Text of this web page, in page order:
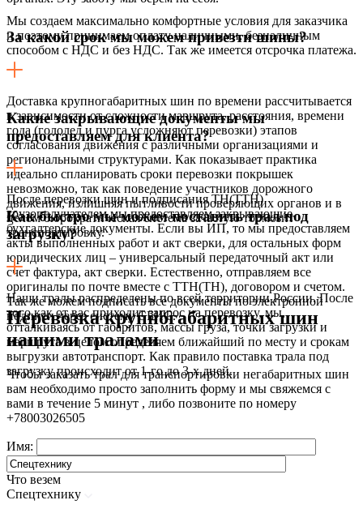
Мы создаем максимально комфортные условия для заказчика
и поэтому принимаем оплату наличными, безналичным
способом с НДС и без НДС. Так же имеется отсрочка платежа.
За какой срок мы можем привезти шины?
Доставка крупногабаритных шин по времени рассчитывается
в зависимости от сложности маршрута, расстояния, времени
года (гололед и пурга усложняют перевозки) этапов
согласования движения с различными организациями и
региональными структурами. Как показывает практика
идеально спланировать сроки перевозки покрышек
невозможно, так как поведение участников дорожного
движения, излишняя пытливости проверяющих органов и в
целом бюрократическая система зачастую тормозит
транспортировку.
Какие закрывающие документы мы
предоставляем для клиента?
После перевозки шин и подписания ТН(ТТН)
грузополучателем мы предоставляем закрывающие
бухгалтерские документы. Если вы ИП, то мы предоставляем
акты выполненных работ и акт сверки, для остальных форм
юридических лиц – универсальный передаточный акт или
счет фактура, акт сверки. Естественно, отправляем все
оригиналы по почте вместе с ТТН(ТН), договором и счетом.
Так же можем подписать все документы по электронной
подписи через систему СБИС.
Как быстро мы можем поставить трал под
загрузку?
Наши тралы распределены по всей территории России. После
того как от вас приходит запрос на перевозку, мы,
отталкиваясь от габаритов, массы груза, точки загрузки и
маршрута в целом определяем ближайший по месту и срокам
выгрузки автотранспорт. Как правило поставка трала под
загрузку происходит от 1-го до 3-х дней.
Перевозка крупногабаритных шин
нашими тралами
Чтобы заказать трал для транспортировки негабаритных шин
вам необходимо просто заполнить форму и мы свяжемся с
вами в течение 5 минут , либо позвоните по номеру
+78003026505
Имя:
Что везем
Спецтехнику